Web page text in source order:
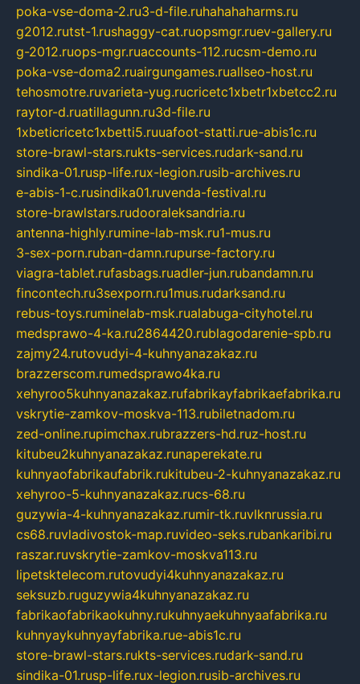
poka-vse-doma-2.ru3-d-file.ruhahahaharms.ru
g2012.rutst-1.rushaggy-cat.ruopsmgr.ruev-gallery.ru
g-2012.ruops-mgr.ruaccounts-112.rucsm-demo.ru
poka-vse-doma2.ruairgungames.ruallseo-host.ru
tehosmotre.ruvarieta-yug.rucricetc1xbetr1xbetcc2.ru
raytor-d.ruatillagunn.ru3d-file.ru
1xbeticricetc1xbetti5.ruuafoot-statti.rue-abis1c.ru
store-brawl-stars.rukts-services.rudark-sand.ru
sindika-01.rusp-life.rux-legion.rusib-archives.ru
e-abis-1-c.rusindika01.ruvenda-festival.ru
store-brawlstars.rudooraleksandria.ru
antenna-highly.rumine-lab-msk.ru1-mus.ru
3-sex-porn.ruban-damn.rupurse-factory.ru
viagra-tablet.rufasbags.ruadler-jun.rubandamn.ru
fincontech.ru3sexporn.ru1mus.rudarksand.ru
rebus-toys.ruminelab-msk.rualabuga-cityhotel.ru
medsprawo-4-ka.ru2864420.rublagodarenie-spb.ru
zajmy24.rutovudyi-4-kuhnyanazakaz.ru
brazzerscom.rumedsprawo4ka.ru
xehyroo5kuhnyanazakaz.rufabrikayfabrikaefabrika.ru
vskrytie-zamkov-moskva-113.rubiletnadom.ru
zed-online.rupimchax.rubrazzers-hd.ruz-host.ru
kitubeu2kuhnyanazakaz.runaperekate.ru
kuhnyaofabrikaufabrik.rukitubeu-2-kuhnyanazakaz.ru
xehyroo-5-kuhnyanazakaz.rucs-68.ru
guzywia-4-kuhnyanazakaz.rumir-tk.ruvlknrussia.ru
cs68.ruvladivostok-map.ruvideo-seks.rubankaribi.ru
raszar.ruvskrytie-zamkov-moskva113.ru
lipetsktelecom.rutovudyi4kuhnyanazakaz.ru
seksuzb.ruguzywia4kuhnyanazakaz.ru
fabrikaofabrikaokuhny.rukuhnyaekuhnyaafabrika.ru
kuhnyaykuhnyayfabrika.rue-abis1c.ru
store-brawl-stars.rukts-services.rudark-sand.ru
sindika-01.rusp-life.rux-legion.rusib-archives.ru